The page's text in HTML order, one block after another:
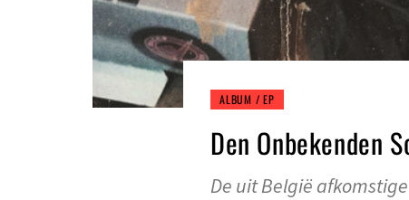
ALBUM / EP
Den Onbekenden
De uit België